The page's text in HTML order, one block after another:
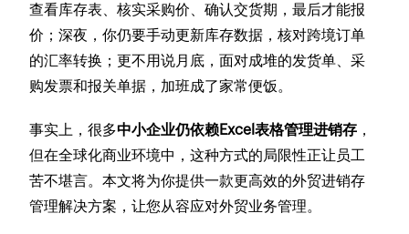
查看库存表、核实采购价、确认交货期，最后才能报
价；深夜，你仍要手动更新库存数据，核对跨境订单
的汇率转换；更不用说月底，面对成堆的发货单、采
购发票和报关单据，加班成了家常便饭。
事实上，很多中小企业仍依赖Excel表格管理进销存 ，
但在全球化商业环境中，这种方式的局限性正让员工
苦不堪言。本文将为你提供一款更高效的外贸进销存
管理解决方案，让您从容应对外贸业务管理。